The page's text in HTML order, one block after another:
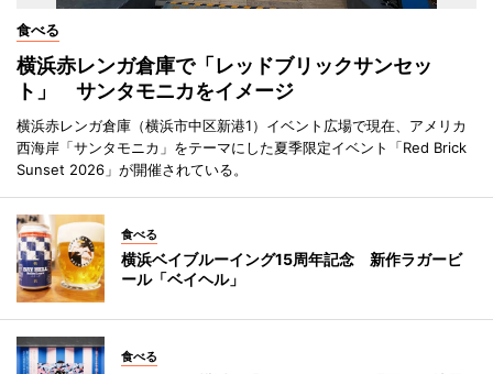
食べる
横浜赤レンガ倉庫で「レッドブリックサンセッ
ト」 サンタモニカをイメージ
横浜赤レンガ倉庫（横浜市中区新港1）イベント広場で現在、アメリカ
西海岸「サンタモニカ」をテーマにした夏季限定イベント「Red Brick
Sunset 2026」が開催されている。
食べる
横浜ベイブルーイング15周年記念 新作ラガービ
ール「ベイヘル」
食べる